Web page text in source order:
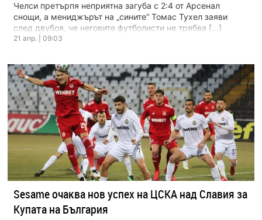
Челси претърпя неприятна загуба с 2:4 от Арсенал
снощи, а мениджърът на „сините“ Томас Тухел заяви
след двубоя, че неговите футболисти не трябва […]
21 апр. | 09:03
Sesame очаква нов успех на ЦСКА над Славия за
Купата на България